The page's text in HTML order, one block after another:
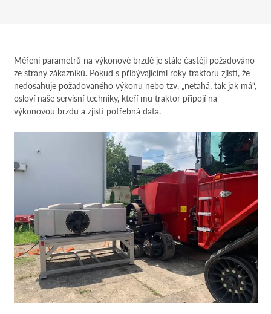
Měření parametrů na výkonové brzdě je stále častěji požadováno
ze strany zákazníků. Pokud s přibývajícími roky traktoru zjistí, že
nedosahuje požadovaného výkonu nebo tzv. „netahá, tak jak má“,
osloví naše servisní techniky, kteří mu traktor připojí na
výkonovou brzdu a zjistí potřebná data.